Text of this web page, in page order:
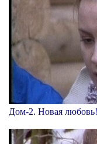
Дом-2. Новая